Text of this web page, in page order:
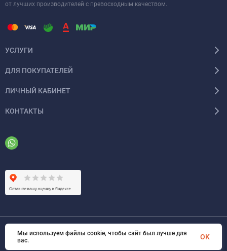
от лучших производителей с превосходным качеством.
УСЛУГИ
ДЛЯ ПОКУПАТЕЛЕЙ
ЛИЧНЫЙ КАБИНЕТ
КОНТАКТЫ
© 2026 ООО «ФАЗИНЖИНИРИНГ». Все права защищены
Мы используем файлы cookie, чтобы сайт был лучше для
вас.
OK